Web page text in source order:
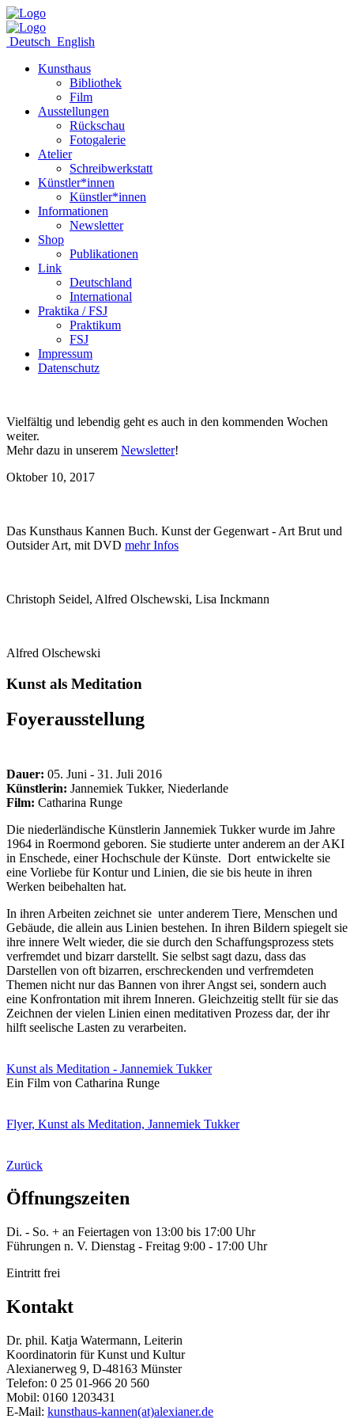
Deutsch English
Kunsthaus
Bibliothek
Film
Ausstellungen
Rückschau
Fotogalerie
Atelier
Schreibwerkstatt
Künstler*innen
Künstler*innen
Informationen
Newsletter
Shop
Publikationen
Link
Deutschland
International
Praktika / FSJ
Praktikum
FSJ
Impressum
Datenschutz
Vielfältig und lebendig geht es auch in den kommenden Wochen
weiter.
Mehr dazu in unserem Newsletter!
Oktober 10, 2017
Das Kunsthaus Kannen Buch. Kunst der Gegenwart - Art Brut und
Outsider Art, mit DVD mehr Infos
Christoph Seidel, Alfred Olschewski, Lisa Inckmann
Alfred Olschewski
Kunst als Meditation
Foyerausstellung
Dauer: 05. Juni - 31. Juli 2016
Künstlerin: Jannemiek Tukker, Niederlande
Film: Catharina Runge
Die niederländische Künstlerin Jannemiek Tukker wurde im Jahre
1964 in Roermond geboren. Sie studierte unter anderem an der AKI
in Enschede, einer Hochschule der Künste. Dort entwickelte sie
eine Vorliebe für Kontur und Linien, die sie bis heute in ihren
Werken beibehalten hat.
In ihren Arbeiten zeichnet sie unter anderem Tiere, Menschen und
Gebäude, die allein aus Linien bestehen. In ihren Bildern spiegelt sie
ihre innere Welt wieder, die sie durch den Schaffungsprozess stets
verfremdet und bizarr darstellt. Sie selbst sagt dazu, dass das
Darstellen von oft bizarren, erschreckenden und verfremdeten
Themen nicht nur das Bannen von ihrer Angst sei, sondern auch
eine Konfrontation mit ihrem Inneren. Gleichzeitig stellt für sie das
Zeichnen der vielen Linien einen meditativen Prozess dar, der ihr
hilft seelische Lasten zu verarbeiten.
Kunst als Meditation - Jannemiek Tukker
Ein Film von Catharina Runge
Flyer, Kunst als Meditation, Jannemiek Tukker
Zurück
Öffnungszeiten
Di. - So. + an Feiertagen von 13:00 bis 17:00 Uhr
Führungen n. V. Dienstag - Freitag 9:00 - 17:00 Uhr
Eintritt frei
Kontakt
Dr. phil. Katja Watermann, Leiterin
Koordinatorin für Kunst und Kultur
Alexianerweg 9, D-48163 Münster
Telefon: 0 25 01-966 20 560
Mobil: 0160 1203431
E-Mail: kunsthaus-kannen(at)alexianer.de